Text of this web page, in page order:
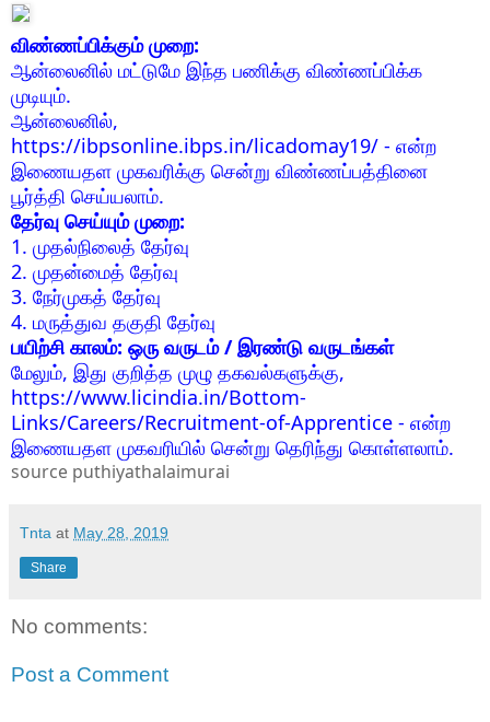
விண்ணப்பிக்கும் முறை:
ஆன்லைனில் மட்டுமே இந்த பணிக்கு விண்ணப்பிக்க
முடியும்.
ஆன்லைனில்,
https://ibpsonline.ibps.in/licadomay19/ - என்ற
இணையதள முகவரிக்கு சென்று விண்ணப்பத்தினை
பூர்த்தி செய்யலாம்.
தேர்வு செய்யும் முறை:
1. முதல்நிலைத் தேர்வு
2. முதன்மைத் தேர்வு
3. நேர்முகத் தேர்வு
4. மருத்துவ தகுதி தேர்வு
பயிற்சி காலம்: ஒரு வருடம் / இரண்டு வருடங்கள்
மேலும், இது குறித்த முழு தகவல்களுக்கு,
https://www.licindia.in/Bottom-
Links/Careers/Recruitment-of-Apprentice - என்ற
இணையதள முகவரியில் சென்று தெரிந்து கொள்ளலாம்.
source puthiyathalaimurai
Tnta at May 28, 2019
Share
No comments:
Post a Comment